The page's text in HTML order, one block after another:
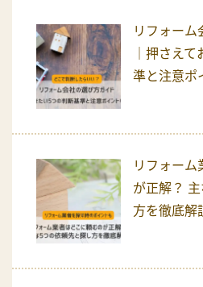
リフォーム
｜押さえ
準と注意ポ
リフォー
が正解？
方を徹底解